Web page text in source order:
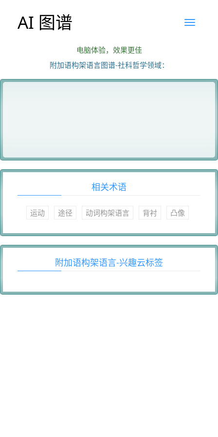
AI 图谱
电脑体验，效果更佳
附加语构架语言图谱-社科哲学领域：
相关术语
运动 途径 动词构架语言 背衬 凸像
附加语构架语言-兴趣云标签